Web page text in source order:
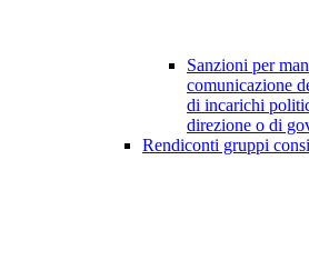
Sanzioni per
comunicazione
di incarichi
direzione o di
Rendiconti gruppi